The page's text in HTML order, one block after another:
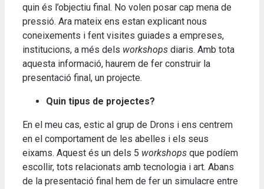
quin és l’objectiu final. No volen posar cap mena de
pressió. Ara mateix ens estan explicant nous
coneixements i fent visites guiades a empreses,
institucions, a més dels workshops diaris. Amb tota
aquesta informació, haurem de fer construir la
presentació final, un projecte.
Quin tipus de projectes?
En el meu cas, estic al grup de Drons i ens centrem
en el comportament de les abelles i els seus
eixams. Aquest és un dels 5 workshops que podíem
escollir, tots relacionats amb tecnologia i art. Abans
de la presentació final hem de fer un simulacre entre